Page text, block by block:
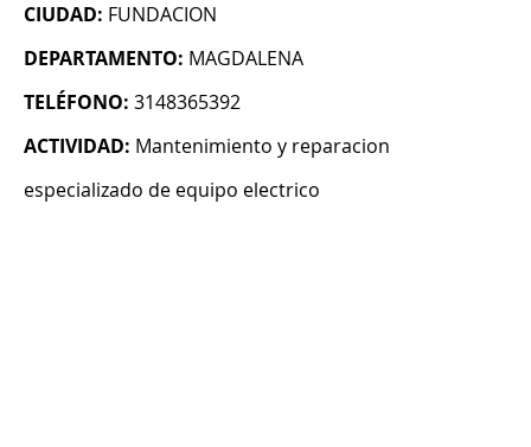
CIUDAD: FUNDACION
DEPARTAMENTO: MAGDALENA
TELÉFONO: 3148365392
ACTIVIDAD: Mantenimiento y reparacion
especializado de equipo electrico